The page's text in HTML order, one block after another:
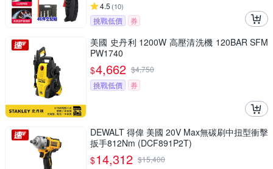
4.5 (10)
挑戰低價 券
美國 史丹利 1200W 高壓清洗機 120BAR SFM
PW1740
$4,662 $4,750
挑戰低價
券
DEWALT 得偉 美國 20V Max無碳刷中扭型衝擊
扳手812Nm (DCF891P2T)
$14,312 $15,400